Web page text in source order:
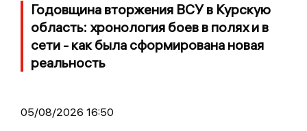
Годовщина вторжения ВСУ в Курскую
область: хронология боев в полях и в
сети - как была сформирована новая
реальность
05/08/2026 16:50